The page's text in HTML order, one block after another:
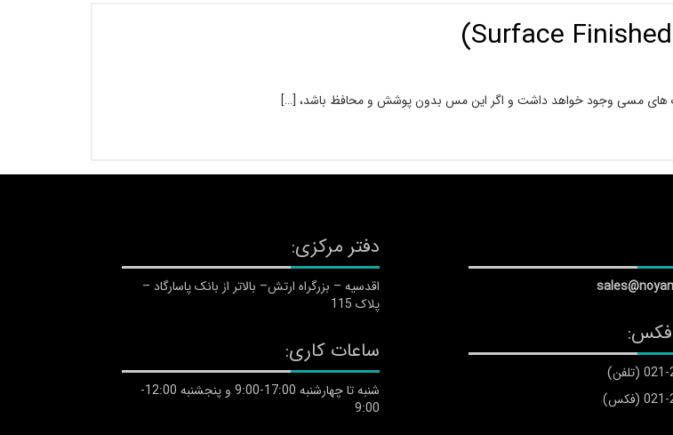
ترک های مسی وجود خواهد داشت و اگر این مس بدون پوشش و محافظ باشد، […]
دفتر مرکزی:
اقدسیه – بزرگراه ارتش– بالاتر از بانک پاسارگاد –
پلاک 115
ساعات کاری:
شنبه تا چهارشنبه 17:00-9:00 و پنجشنبه 12:00-
9:00
فکس:
(تلفن)
(فکس)